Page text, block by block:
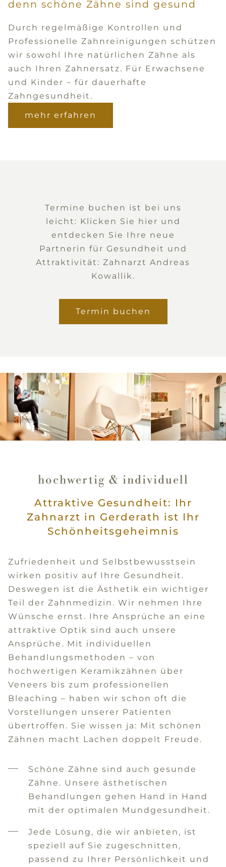
denn schöne Zähne sind gesund
Durch regelmäßige Kontrollen und
Professionelle Zahnreinigungen schützen
wir sowohl Ihre natürlichen Zähne als
auch Ihren Zahnersatz. Für Erwachsene
und Kinder – für dauerhafte
Zahngesundheit.
mehr erfahren
Termine buchen ist bei uns
leicht: Klicken Sie hier und
entdecken Sie Ihre neue
Partnerin für Gesundheit und
Attraktivität: Zahnarzt Andreas
Kowallik.
Termin buchen
hochwertig & individuell
Attraktive Gesundheit: Ihr
Zahnarzt in Gerderath ist Ihr
Schönheitsgeheimnis
Zufriedenheit und Selbstbewusstsein
wirken positiv auf Ihre Gesundheit.
Deswegen ist die Ästhetik ein wichtiger
Teil der Zahnmedizin. Wir nehmen Ihre
Wünsche ernst. Ihre Ansprüche an eine
attraktive Optik sind auch unsere
Ansprüche. Mit individuellen
Behandlungsmethoden – von
hochwertigen Keramikzähnen über
Veneers bis zum professionellen
Bleaching – haben wir schon oft die
Vorstellungen unserer Patienten
übertroffen. Sie wissen ja: Mit schönen
Zähnen macht Lachen doppelt Freude.
Schöne Zähne sind auch gesunde
Zähne. Unsere ästhetischen
Behandlungen gehen Hand in Hand
mit der optimalen Mundgesundheit.
Jede Lösung, die wir anbieten, ist
speziell auf Sie zugeschnitten,
passend zu Ihrer Persönlichkeit und